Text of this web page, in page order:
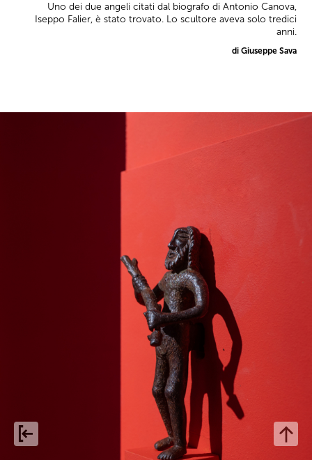
Uno dei due angeli citati dal biografo di Antonio Canova,
Iseppo Falier, è stato trovato. Lo scultore aveva solo tredici
anni.
di Giuseppe Sava